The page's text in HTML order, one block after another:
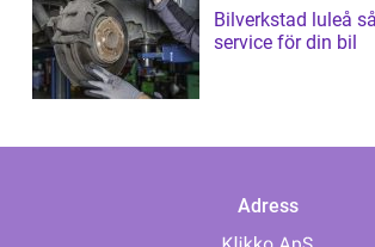
Bilverkstad luleå så väljer du rätt
service för din bil
Adress